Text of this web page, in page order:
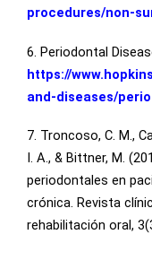
procedures/non-
6. Periodontal
https://
and-diseases/
7. Troncoso, C. M.,
I. A., & Bittner, M.
periodontales en
crónica. Revista
rehabilitación oral,